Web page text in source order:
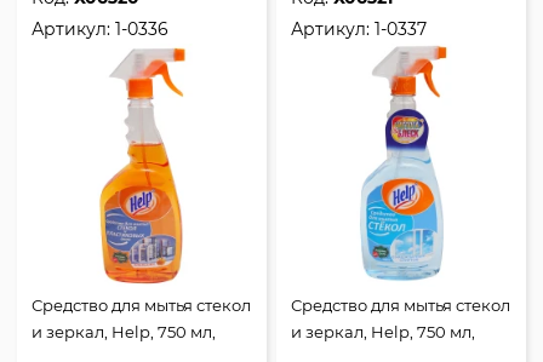
Артикул:1-0336
Средство для мытья стекол
и зеркал, Help, 750 мл,
Артикул:1-0337
Средство для мытья стекол
и зеркал, Help, 750 мл,